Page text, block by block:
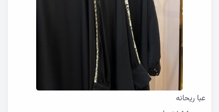
عبا ریحانه